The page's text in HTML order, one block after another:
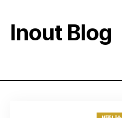
Inout Blog